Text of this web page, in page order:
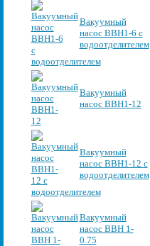
Вакуумный
насос ВВН1-6 с
водоотделителем
Вакуумный
насос ВВН1-12
Вакуумный
насос ВВН1-12 с
водоотделителем
Вакуумный
насос ВВН 1-
0.75